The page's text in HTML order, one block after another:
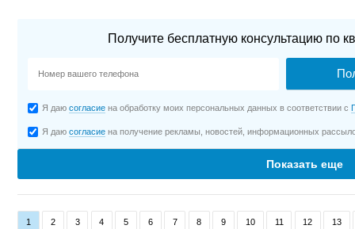
Получите бесплатную консультацию по
Я даюсогласие на обработку моих персональных данных в соответствии с
Я даюсогласие на получение рекламы, новостей, информационных
Показать еще
1 2 3 4 5 6 7 8 9 10 11 12 13